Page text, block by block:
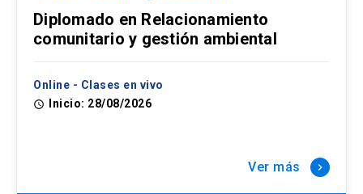
Diplomado en Relacionamiento
comunitario y gestión ambiental
Online - Clases en vivo
access_time Inicio: 28/08/2026
Ver más keyboard_arrow_right